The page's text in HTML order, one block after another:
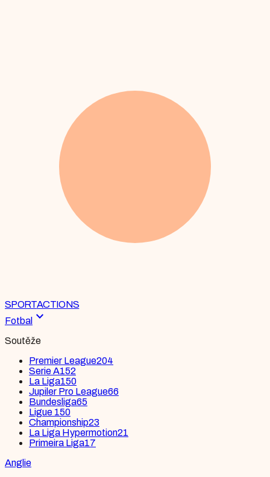
SPORTACTIONS
Fotbal expand_more
Soutěže
Premier League204
Serie A152
La Liga150
Jupiler Pro League66
Bundesliga65
Ligue 150
Championship23
La Liga Hypermotion21
Primeira Liga17
Anglie